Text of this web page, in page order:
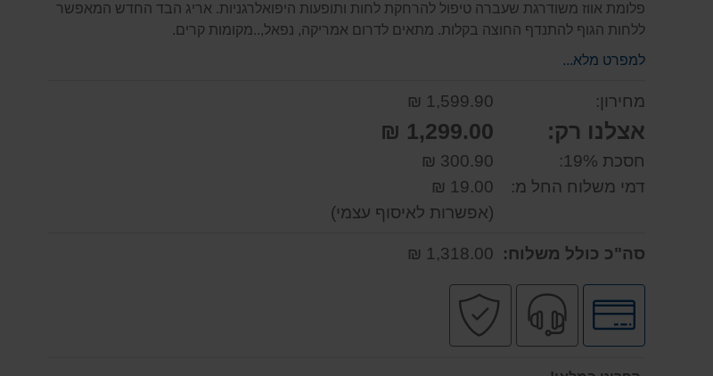
פלומת אווז משודרגת שעברה טיפול להרחקת לחות ותופעות היפואלרגניות. אריג הבד החדש המאפשר
ללחות הגוף להתנדף החוצה בקלות. מתאים לדרום אמריקה, נפאל,..מקומות קרים.
למפרט מלא...
מחירון: 1,599.90 ₪
אצלנו רק: 1,299.00 ₪
חסכת 19%:
300.90 ₪
דמי משלוח החל מ:
19.00 ₪
(אפשרות לאיסוף עצמי)
סה"כ כולל משלוח: 1,318.00 ₪
לחץ
לאפשרויות
תשלומים
שירות
מקצועי